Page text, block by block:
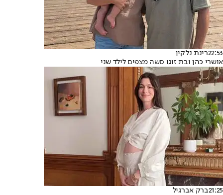
22:53רינת נלקין
אושרי כהן ובת זוגו סשה מצפים לילד שני
21:25ברק אברגיל